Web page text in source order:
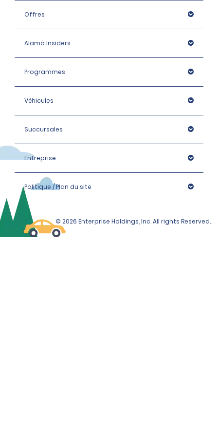
Offres
Alamo Insiders
Programmes
Véhicules
Succursales
Entreprise
Politique / Plan du site
© 2026 Enterprise Holdings, Inc. All rights Reserved.